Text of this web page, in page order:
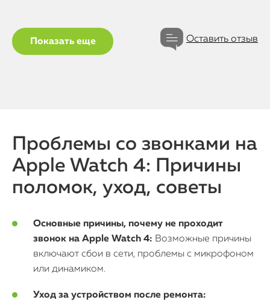
Показать еще Оставить отзыв
Проблемы со звонками на
Apple Watch 4: Причины
поломок, уход, советы
Основные причины, почему не проходит
звонок на Apple Watch 4: Возможные причины
включают сбои в сети, проблемы с микрофоном
или динамиком.
Уход за устройством после ремонта: